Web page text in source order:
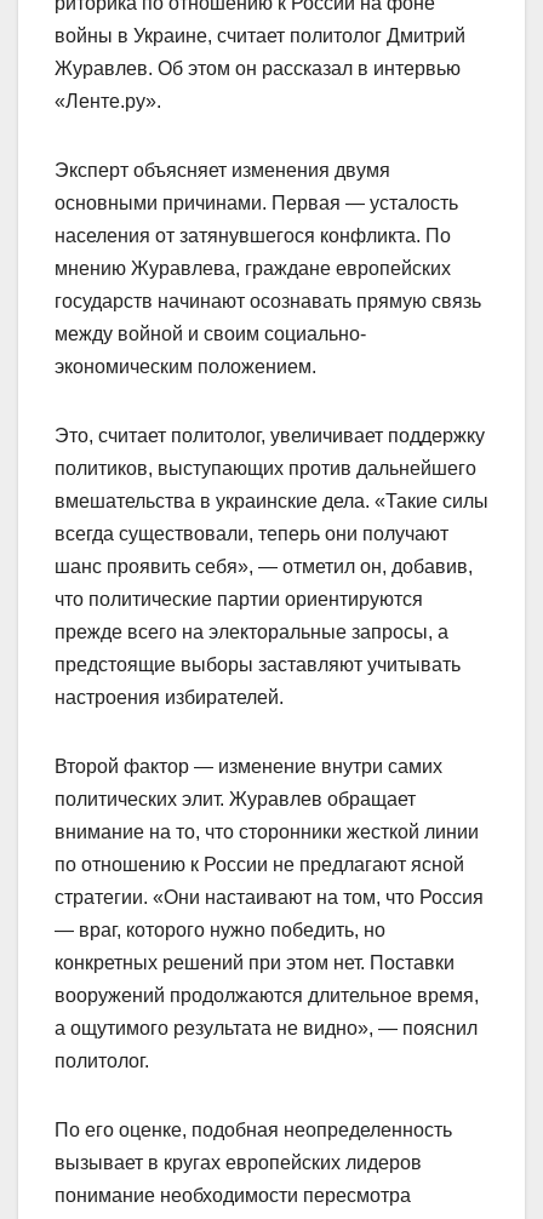
войны в Украине, считает политолог Дмитрий
Журавлев. Об этом он рассказал в интервью
«Ленте.ру».
Эксперт объясняет изменения двумя
основными причинами. Первая — усталость
населения от затянувшегося конфликта. По
мнению Журавлева, граждане европейских
государств начинают осознавать прямую связь
между войной и своим социально-
экономическим положением.
Это, считает политолог, увеличивает поддержку
политиков, выступающих против дальнейшего
вмешательства в украинские дела. «Такие силы
всегда существовали, теперь они получают
шанс проявить себя», — отметил он, добавив,
что политические партии ориентируются
прежде всего на электоральные запросы, а
предстоящие выборы заставляют учитывать
настроения избирателей.
Второй фактор — изменение внутри самих
политических элит. Журавлев обращает
внимание на то, что сторонники жесткой линии
по отношению к России не предлагают ясной
стратегии. «Они настаивают на том, что Россия
— враг, которого нужно победить, но
конкретных решений при этом нет. Поставки
вооружений продолжаются длительное время,
а ощутимого результата не видно», — пояснил
политолог.
По его оценке, подобная неопределенность
вызывает в кругах европейских лидеров
понимание необходимости пересмотра